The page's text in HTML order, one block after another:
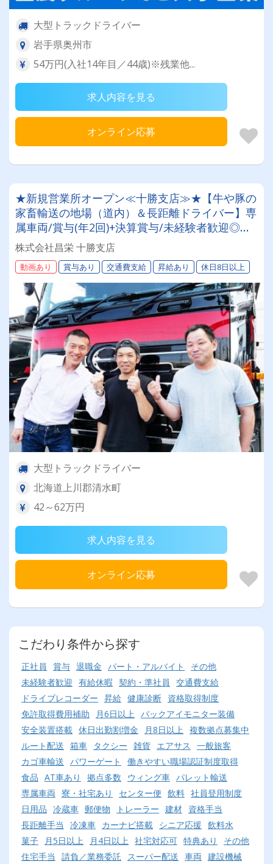
大型トラックドライバー
岩手県奥州市
54万円(入社14年目／44歳)※残業他...
求人内容を見る
オンライン応募
★新規営業所オープン≪十勝支店≫★【牛や豚の
家畜輸送の地場（道内）＆長距離ドライバー】専
属車両/賞与(年2回)+決算賞与/未経験者歓迎◎お
取引先は全農グループなど大手企業様。安定・安
心の待遇です☆当社独自の待遇☆燃費ランキング
上位14位には毎月最大4万円～4000円支給♪
株式会社昌栄 十勝支店
動画あり 賞与あり 交通費支給 昇給あり 休日8日以上
大型トラックドライバー
北海道上川郡清水町
42～62万円
求人内容を見る
オンライン応募
こだわり条件から探す
正社員 賞与 退職金 パート・アルバイト
その他
未経験者歓迎 有給休暇 契約・準社員
交通費支給
ドライブレコーダー 昇給 健康診断 資格取得制度
免許取得費用補助
月6日以上 バックアイモニター装備
安全装置搭載 休日出勤割増金 月8日以上 複数拠点募集中
ルート配送 箱車 タクシー 雑貨 エアサス
一般旅客
カゴ車輸送 パワーゲート
働きやすい職場認証制度取得
食品 AT車あり 拠点多数 ウィング車 パレット輸送
専属車両 寮・社宅あり センター便 飲料 社員登用制度
日用品 冷蔵車 郵便物 トレーラー 建材 資格手当
長距離手当
冷凍車 カーナビ搭載 シニア応援 飲料水
菓子
月5日以上 月4日以上 社宅対応可 特典あり
その他
住宅手当
請負／業務委託 スーパー配送 車両 建設機械